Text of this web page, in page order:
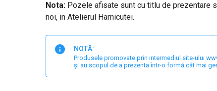
Nota:Pozele afisate sunt cu titlu de prezentare
noi, in Atelierul Harnicutei.
NOTĂ:
Produsele promovate prin intermediul site-ului
și au scopul de a prezenta într-o formă cât mai